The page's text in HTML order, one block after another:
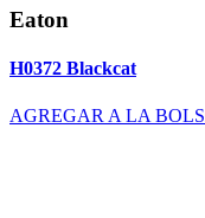
Eaton
H0372 Blackcat
AGREGAR A LA